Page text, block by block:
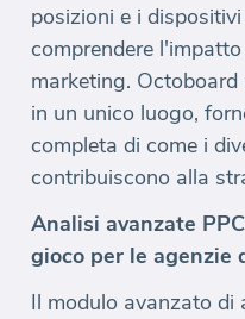
posizioni e i
comprendere
marketing.
in un unico luogo,
completa di come i
contribuiscono alla
Analisi avanzate
gioco per le agenzie
Il modulo avanzato di